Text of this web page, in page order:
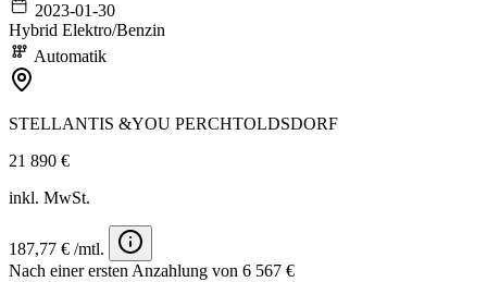
2023-01-30
Hybrid Elektro/Benzin
Automatik
STELLANTIS &YOU PERCHTOLDSDORF
21 890 €
inkl. MwSt.
187,77 € /mtl.
Nach einer ersten Anzahlung von 6 567 €